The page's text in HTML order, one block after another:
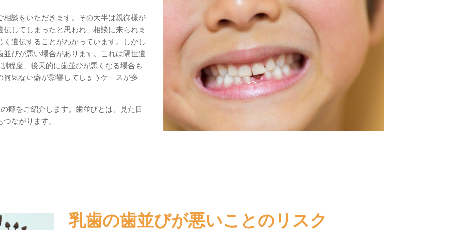
談をいただきます。その大半は親御様が
してしまったと思われ、相談に来られま
遺伝することがわかっています。しかし
びが悪い場合があります。これは隔世遺
程度、後天的に歯並びが悪くなる場合も
気ない癖が影響してしまうケースが多
癖をご紹介します。歯並びとは、見た目
ながります。
乳歯の歯並びが悪いことのリスク